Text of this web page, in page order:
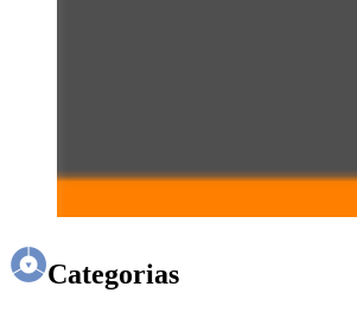
Categorias